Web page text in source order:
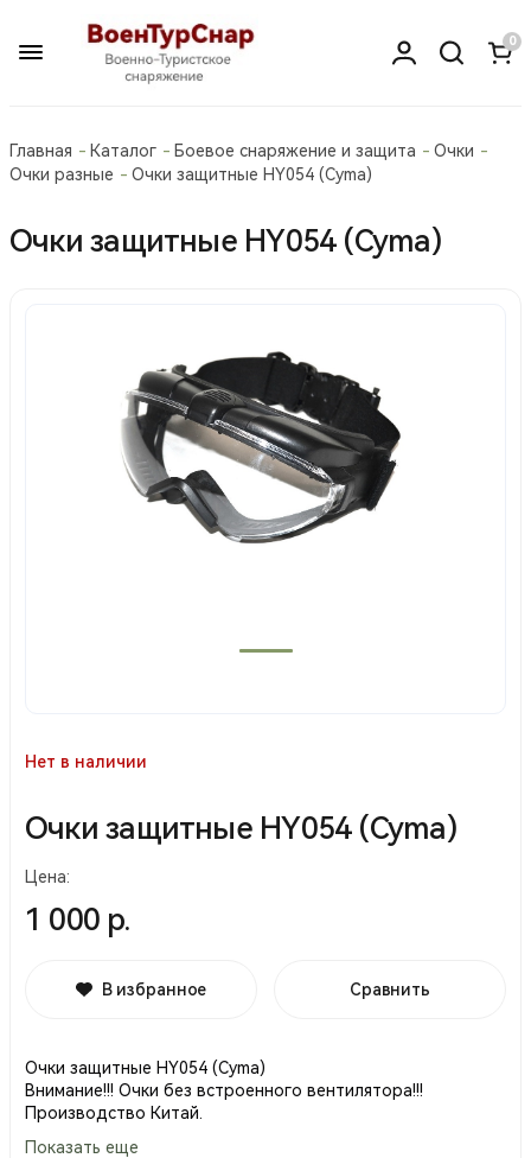
0
Главная Каталог Боевое снаряжение и защита
Очки
Очки разные
Очки защитные HY054 (Cyma)
Очки защитные HY054 (Cyma)
Нет в наличии
Очки защитные HY054 (Cyma)
Цена:
1 000 р.
В избранное Сравнить
Очки защитные HY054 (Cyma)
Внимание!!! Очки без встроенного вентилятора!!!
Производство Китай.
Показать еще